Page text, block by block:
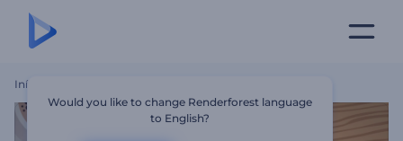
Início
Would you like to change Renderforest language
to English?